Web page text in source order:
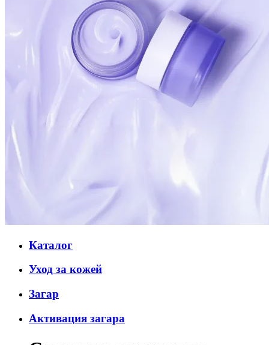
Каталог
Уход за кожей
Загар
Активация загара